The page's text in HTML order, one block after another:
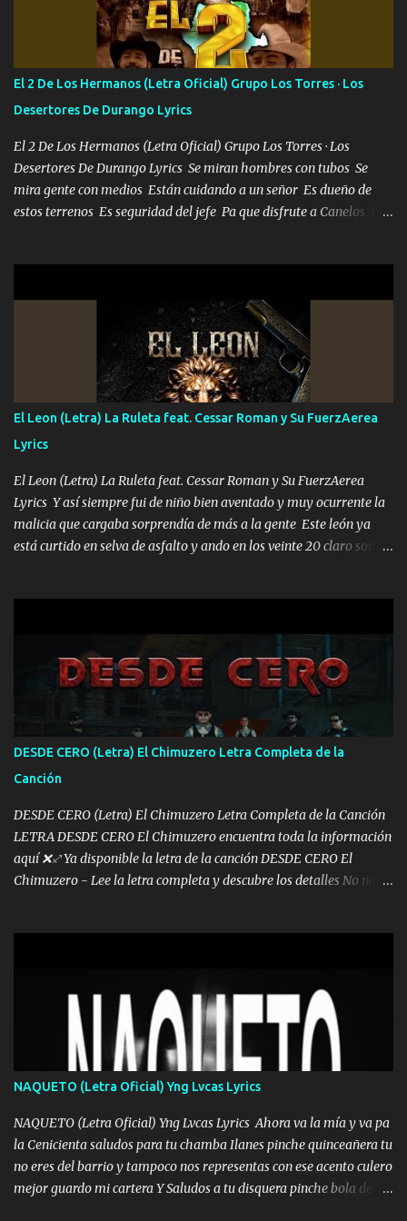
Francia ropa de 100.000 bolas Louis vuitton es mi fragancia
repleta de presidentes la bolsa estoy en mi pic si no se han dado
cuenta chequeen gráficas del kitch
El 2 De Los Hermanos (Letra Oficial) Grupo Los Torres · Los
Desertores De Durango Lyrics
El 2 De Los Hermanos (Letra Oficial) Grupo Los Torres · Los
Desertores De Durango Lyrics Se miran hombres con tubos Se
mira gente con medios Están cuidando a un señor Es dueño de
estos terrenos Es seguridad del jefe Pa que disfrute a Canelos Es
ni tampoco las mujeres porque es platica de grandes por eso hay
que estar alegres doy las instrucciones para atender los deberes
Música Si es que salta algún problema de confianza tengo gente
ahí está el Hombre Cuarenta y también Pariente 7 arreglan
cualquier problema no más es cuestión que ordené NOS HACE
FALTA UN HERMANO DE CLAVE ERA EL 24 SIEMPRE FUE UN
HOMBRE VALIENTE POR ALGO M'URIÓ PELEAND0 SIEMPRE
VIO POR LA FAMILIA PARA QUE SIGA EL LEGADO Es el DOS de
los HERMANOS un cerebro inteligente y com...
El Leon (Letra) La Ruleta feat. Cessar Roman y Su FuerzAerea
Lyrics
El Leon (Letra) La Ruleta feat. Cessar Roman y Su FuerzAerea
Lyrics Y así siempre fui de niño bien aventado y muy ocurrente la
malicia que cargaba sorprendía de más a la gente Este león ya
está curtido en selva de asfalto y ando en los veinte 20 claro son
pa más pues hay charola les voy a dar hasta topar pues no hay de
otra Música Surcando bien mi camino voy por mi línea no veo a
los lados aquel que no corre vuela no se me duerm voy chicoteado
Ya pasé varias hazañas ya tienen rato que me agarran el colmillo
de este León los estatales no sé esperaron Al tiro esta la PrimiZa
también la nueve que cargo al lado doy la mano al que su amigo y
al traicionero damos pa abajo Y No me paran aquí hay pa más
pues hay charola les voy a dar hasta topar pues no hay de otra...
DESDE CERO (Letra) El Chimuzero Letra Completa de la
Canción
DESDE CERO (Letra) El Chimuzero Letra Completa de la Canción
LETRA DESDE CERO El Chimuzero encuentra toda la información
aquí ❌♐ Ya disponible la letra de la canción DESDE CERO El
Chimuzero - Lee la letra completa y descubre los detalles No nací
❌ www.elnorteduro.com ❌ Yo No limito los Sueños , si no existe
Uno pues Hallamos Modos , Si me caigo me Levanto, Aprendo Del
Error Y me sacudo El Lodo ❌ www.elnorteduro.com ❌ El Dinero
No me falta Pero Tampoco me Estorba , Por Eso Manejo Todo
Bien Regido Por mis Normas . Aquí no Se Sufre de Ego vengo Desde
Abajo y me costó subir Fue Con Trabajo Y Esfuerzo, Nada es
Regalado Me Super Invertir A Mí lado Una Princesa que A pesar de
Todo Siempre a estado ahí . Hecho pa...
NAQUETO (Letra Oficial) Yng Lvcas Lyrics
NAQUETO (Letra Oficial) Yng Lvcas Lyrics Ahora va la mía y va pa
la Cenicienta saludos para tu chamba Ilanes pinche quinceañera tu
no eres del barrio y tampoco nos representas con ese acento culero
mejor guardo mi cartera Y Saludos a tu disquera pinche bola de